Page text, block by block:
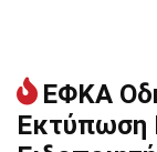
ΕΦΚΑ
Εκτύπωση